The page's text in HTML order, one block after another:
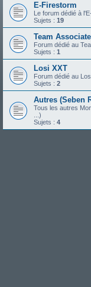
E-Firestorm
Le forum dédié à
Sujets : 19
Team
Forum dédié au
Sujets : 1
Losi XXT
Forum dédié au
Sujets : 2
Autres (Seben
Tous les autres
...)
Sujets : 4